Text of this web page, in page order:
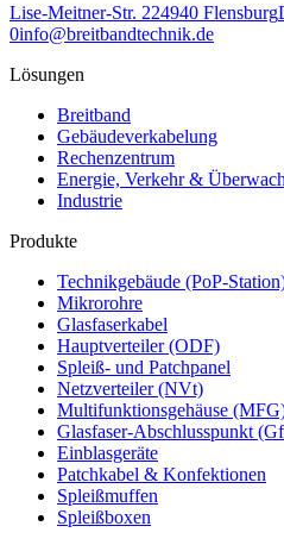
Lise-Meitner-Str. 224940 Flensburg
0info@breitbandtechnik.de
Lösungen
Breitband
Gebäudeverkabelung
Rechenzentrum
Energie, Verkehr &
Industrie
Produkte
Technikgebäude (PoP-
Mikrorohre
Glasfaserkabel
Hauptverteiler (ODF)
Spleiß- und Patchpanel
Netzverteiler (NVt)
Multifunktionsgehäuse
Glasfaser-Abschlusspunkt
Einblasgeräte
Patchkabel & Konfektionen
Spleißmuffen
Spleißboxen